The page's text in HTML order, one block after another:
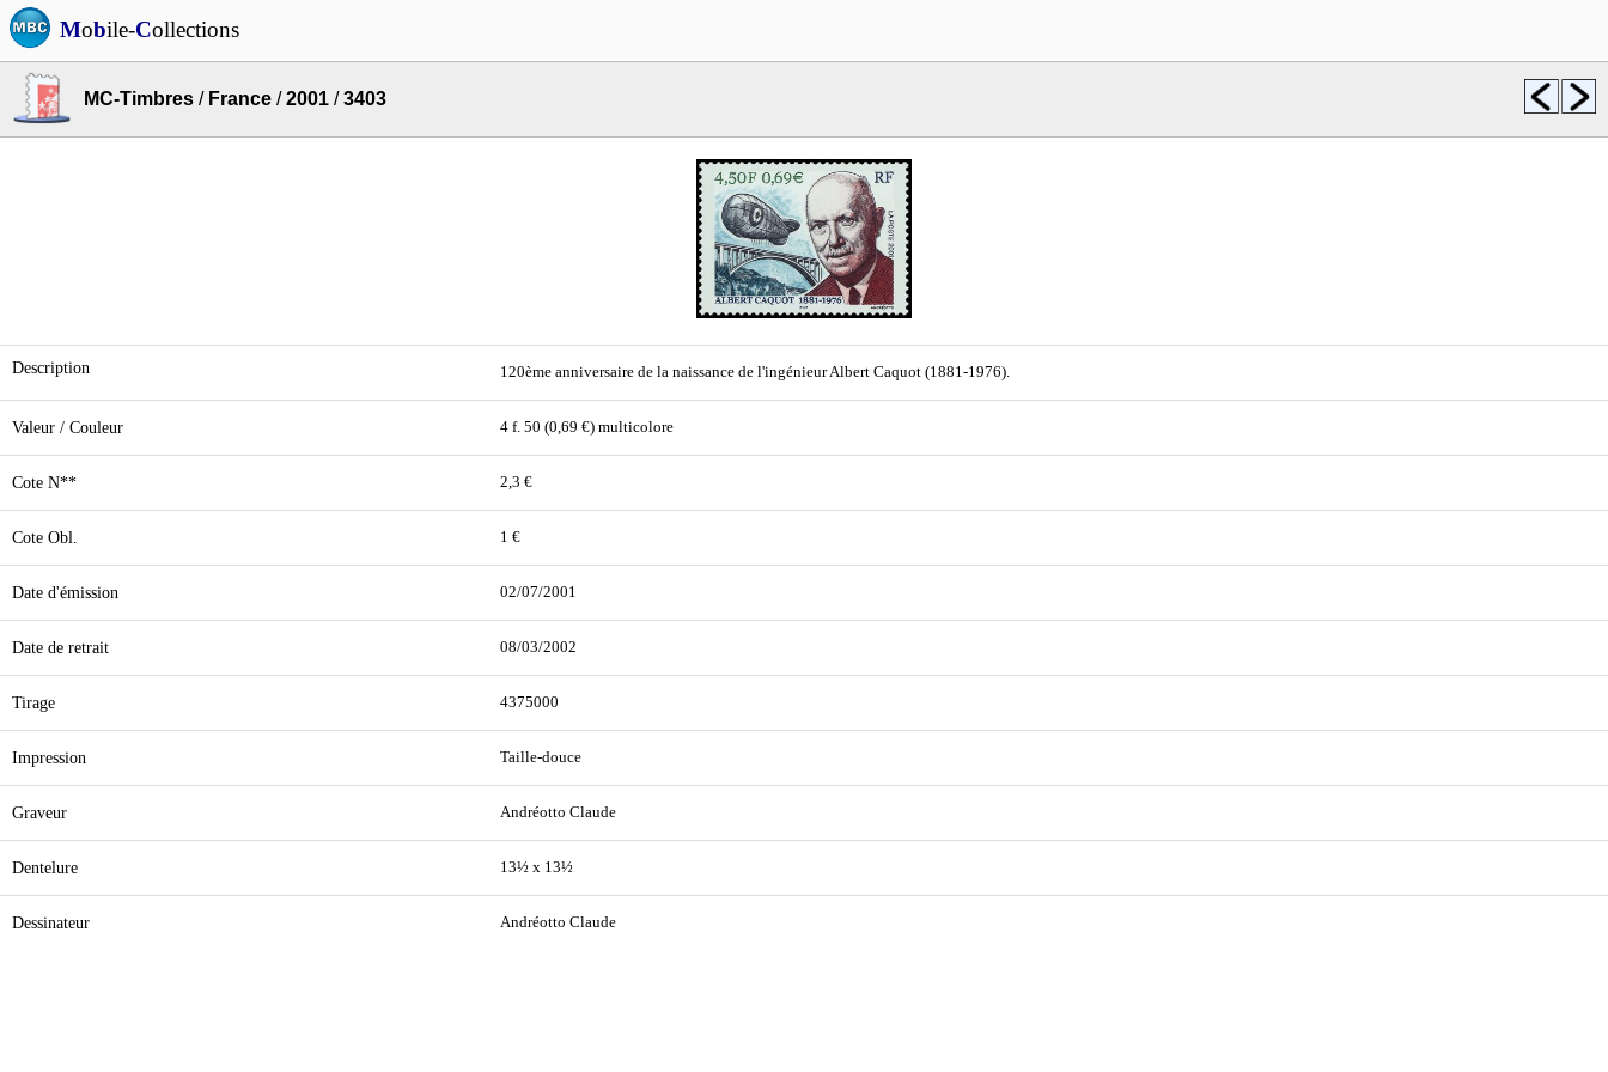
Mobile-Collections
MC-Timbres / France /2001 /3403
Description 120ème anniversaire de la naissance de l'ingénieur Albert Caquot (1881-1976).
Valeur / Couleur 4 f. 50 (0,69 €) multicolore
Cote N** 2,3 €
Cote Obl. 1 €
Date d'émission 02/07/2001
Date de retrait 08/03/2002
Tirage 4375000
Impression Taille-douce
Graveur Andréotto Claude
Dentelure 13½ x 13½
Dessinateur Andréotto Claude